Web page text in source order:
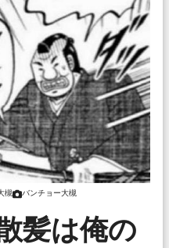
槻 バンチョー大槻
髪は俺の